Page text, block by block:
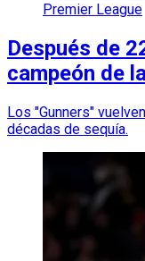
Premier League
Después de
campeón de
Los "Gunners"
décadas de sequía.